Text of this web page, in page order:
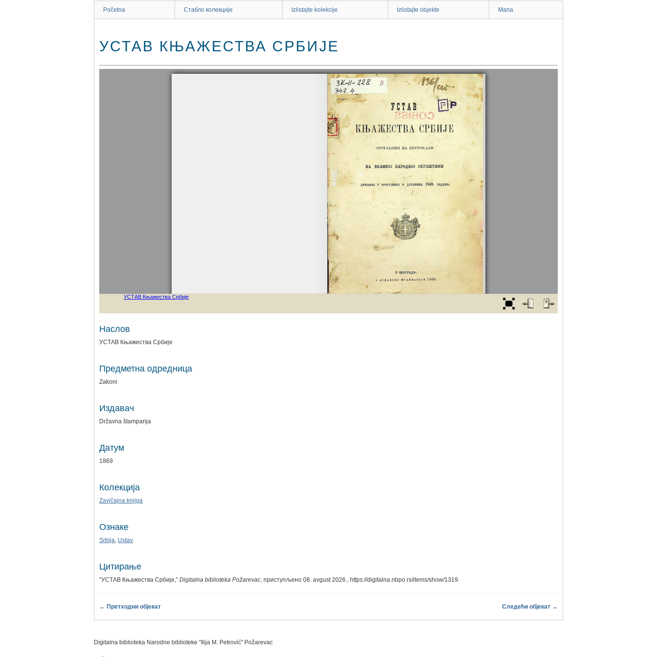
Početna Стабло колекције Izlistajte kolekcije Izlistajte objekte Мапа
УСТАВ КЊАЖЕСТВА СРБИЈЕ
Наслов
УСТАВ Књажества Србије
Предметна одредница
Zakoni
Издавач
Državna štamparija
Датум
1869
Колекција
Zavičajna knjiga
Ознаке
Srbija, Ustav
Цитирање
“УСТАВ Књажества Србије,” Digitalna biblioteka Požarevac, приступљено 08. avgust 2026., https://digitalna.nbpo.rs/items/show/1319.
← Претходни објекат Следећи објекат →
Digitalna biblioteka Narodne biblioteke "Ilija M. Petrović" Požarevac